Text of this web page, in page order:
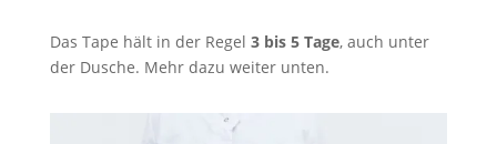
Das Tape hält in der Regel 3 bis 5 Tage, auch unter
der Dusche. Mehr dazu weiter unten.